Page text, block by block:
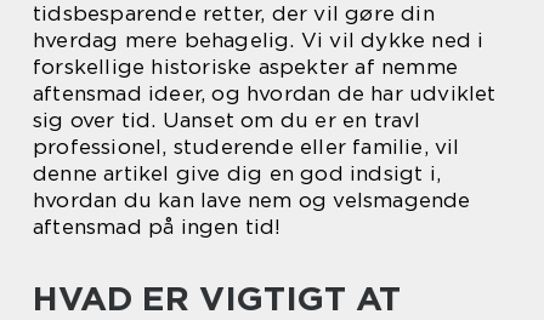
tidsbesparende retter, der vil gøre din
hverdag mere behagelig. Vi vil dykke ned i
forskellige historiske aspekter af nemme
aftensmad ideer, og hvordan de har udviklet
sig over tid. Uanset om du er en travl
professionel, studerende eller familie, vil
denne artikel give dig en god indsigt i,
hvordan du kan lave nem og velsmagende
aftensmad på ingen tid!
HVAD ER VIGTIGT AT